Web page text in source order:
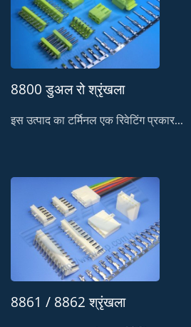
8800 डुअल रो श्रृंखला
इस उत्पाद का टर्मिनल एक रिवेटिंग प्रकार...
8861 / 8862 श्रृंखला